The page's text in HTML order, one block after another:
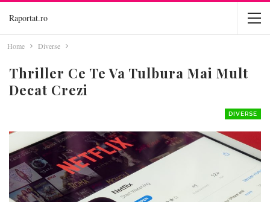
Raportat.ro
Home Diverse
Thriller Ce Te Va Tulbura Mai Mult
Decat Crezi
DIVERSE